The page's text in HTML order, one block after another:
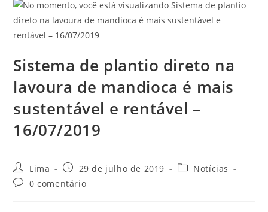
Sistema de plantio direto na
lavoura de mandioca é mais
sustentável e rentável –
16/07/2019
Lima 29 de julho de 2019
Notícias
0 comentário